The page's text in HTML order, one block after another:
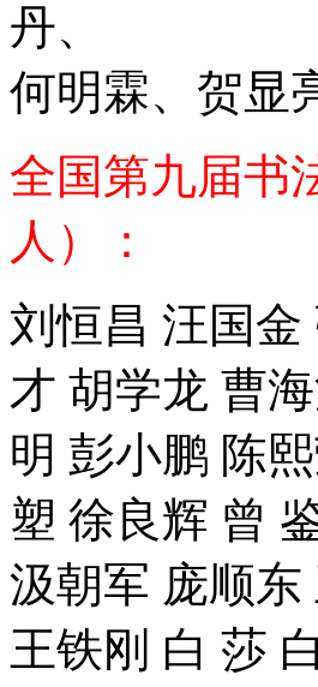
丹、
何明霖、贺显
全国第九届书
人）：
刘恒昌 汪国
才 胡学龙 曹
明 彭小鹏 陈
塑 徐良辉 曾
汲朝军 庞顺
王铁刚 白 莎